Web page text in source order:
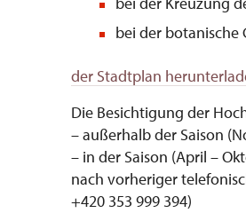
bei der botanische
der Stadtplan
Die Besichtigung der
– außerhalb der Saison
– in der Saison (April –
nach vorheriger
+420 353 999 394)